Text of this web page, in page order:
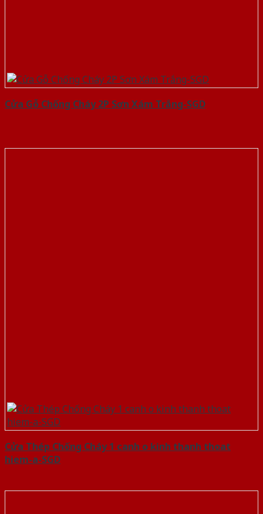
Cửa Gỗ Chống Cháy 2P Sơn Xám Trắng-SGD
Cửa Thép Chống Cháy 1 canh o kinh thanh thoat
hiem-a-SGD